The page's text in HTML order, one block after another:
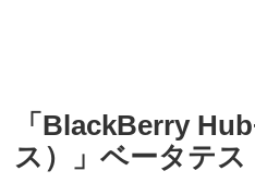
「BlackBerry
ス）」ベータテス